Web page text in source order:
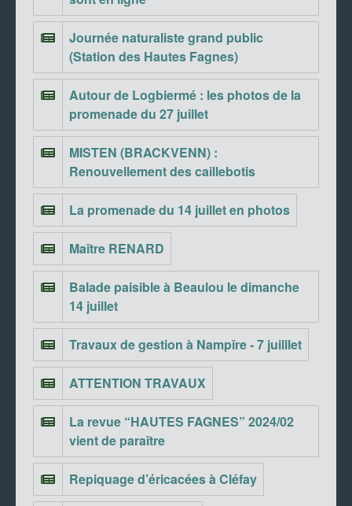
Journée naturaliste grand public
(Station des Hautes Fagnes)
Autour de Logbiermé : les photos de la
promenade du 27 juillet
MISTEN (BRACKVENN) :
Renouvellement des caillebotis
La promenade du 14 juillet en photos
Maître RENARD
Balade paisible à Beaulou le dimanche
14 juillet
Travaux de gestion à Nampîre - 7 juilllet
ATTENTION TRAVAUX
La revue “HAUTES FAGNES” 2024/02
vient de paraître
Repiquage d’éricacées à Cléfay